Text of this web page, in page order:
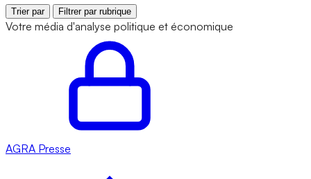
Trier par Filtrer par rubrique
Votre média d'analyse politique et économique
AGRA Presse